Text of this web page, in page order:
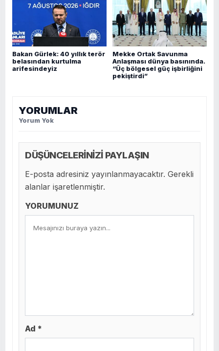
Bakan Gürlek: 40 yıllık terör
belasından kurtulma
arifesindeyiz
Mekke Ortak Savunma
Anlaşması dünya basınında.
“Üç bölgesel güç işbirliğini
pekiştirdi”
YORUMLAR
Yorum Yok
DÜŞÜNCELERİNİZİ PAYLAŞIN
E-posta adresiniz yayınlanmayacaktır. Gerekli
alanlar işaretlenmiştir.
YORUMUNUZ
Ad *